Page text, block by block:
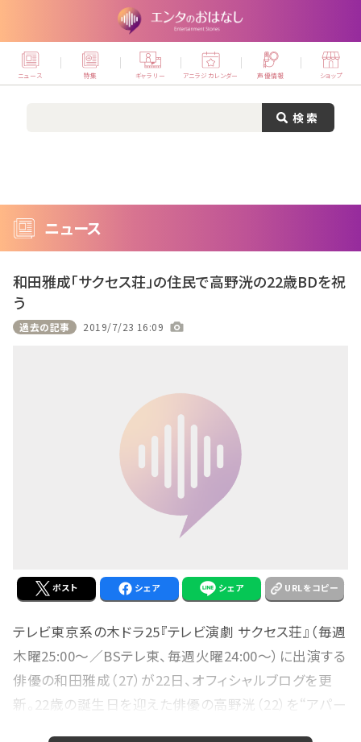
ニュース 特集 ギャラリー アニラジカレンダー 声優情報 ショップ
ニュース
和田雅成「サクセス荘」の住民で高野洸の22歳BDを祝
う
過去の記事 2019/7/23 16:09
ポスト シェア シェア URLをコピー
テレビ東京系の木ドラ25『テレビ演劇 サクセス荘』（毎週
木曜25:00～／BSテレ東、毎週火曜24:00～）に出演する
俳優の和田雅成（27）が22日、オフィシャルブログを更
新。22歳の誕生日を迎えた俳優の高野洸（22）を“アパー